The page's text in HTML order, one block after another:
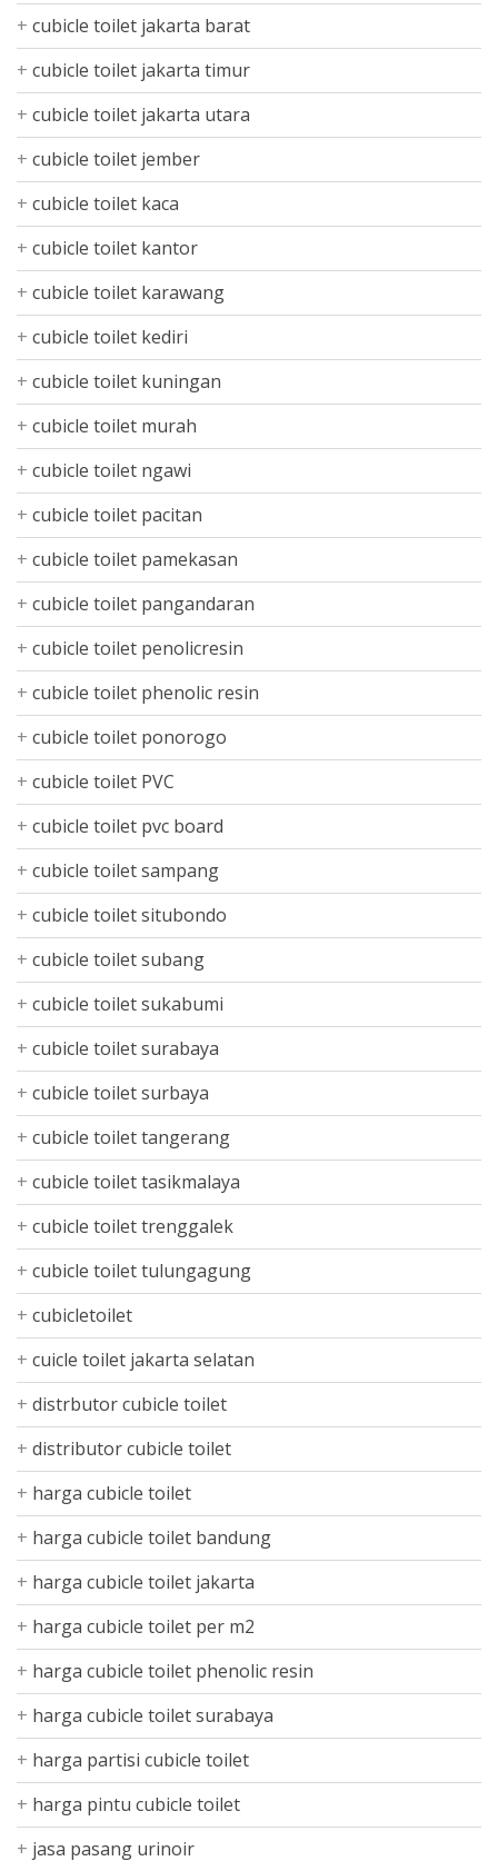
cubicle toilet jakarta barat
cubicle toilet jakarta timur
cubicle toilet jakarta utara
cubicle toilet jember
cubicle toilet kaca
cubicle toilet kantor
cubicle toilet karawang
cubicle toilet kediri
cubicle toilet kuningan
cubicle toilet murah
cubicle toilet ngawi
cubicle toilet pacitan
cubicle toilet pamekasan
cubicle toilet pangandaran
cubicle toilet penolicresin
cubicle toilet phenolic resin
cubicle toilet ponorogo
cubicle toilet PVC
cubicle toilet pvc board
cubicle toilet sampang
cubicle toilet situbondo
cubicle toilet subang
cubicle toilet sukabumi
cubicle toilet surabaya
cubicle toilet surbaya
cubicle toilet tangerang
cubicle toilet tasikmalaya
cubicle toilet trenggalek
cubicle toilet tulungagung
cubicletoilet
cuicle toilet jakarta selatan
distrbutor cubicle toilet
distributor cubicle toilet
harga cubicle toilet
harga cubicle toilet bandung
harga cubicle toilet jakarta
harga cubicle toilet per m2
harga cubicle toilet phenolic resin
harga cubicle toilet surabaya
harga partisi cubicle toilet
harga pintu cubicle toilet
jasa pasang urinoir